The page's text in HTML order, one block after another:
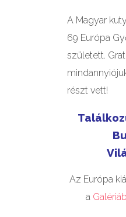
A Magyar
69 Európa
született.
részt vett!
Az Európa
a